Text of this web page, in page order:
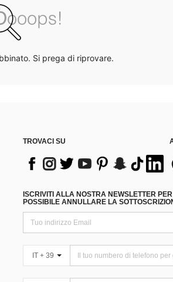
Si prega di riprovare.
TROVACI SU
ISCRIVITI ALLA NOSTRA NEWSLETTER
POSSIBILE ANNULLARE LA
IT + 39